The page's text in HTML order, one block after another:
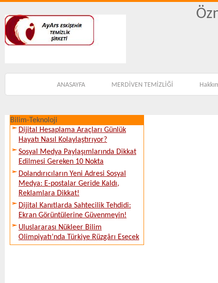
ANASAYFA MERDİVEN TEMİZLİĞİ
Bilim-Teknoloji
Dijital Hesaplama Araçları Günlük
Hayatı Nasıl Kolaylaştırıyor?
Sosyal Medya Paylaşımlarında Dikkat
Edilmesi Gereken 10 Nokta
Dolandırıcıların Yeni Adresi Sosyal
Medya: E-postalar Geride Kaldı,
Reklamlara Dikkat!
Dijital Kanıtlarda Sahtecilik Tehdidi:
Ekran Görüntülerine Güvenmeyin!
Uluslararası Nükleer Bilim
Olimpiyatı’nda Türkiye Rüzgârı Esecek